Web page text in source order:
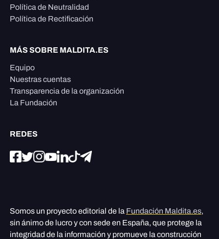
Política de Neutralidad
Política de Rectificación
MÁS SOBRE MALDITA.ES
Equipo
Nuestras cuentas
Transparencia de la organización
La Fundación
REDES
Somos un proyecto editorial de la Fundación Maldita.es,
sin ánimo de lucro y con sede en España, que protege la
integridad de la información y promueve la construcción